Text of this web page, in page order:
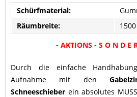
Schürfmaterial:
Räumbreite:
- AKTIONS - S O N D E
Durch die einfache
Aufnahme mit den
Schneeschieber ein absolutes